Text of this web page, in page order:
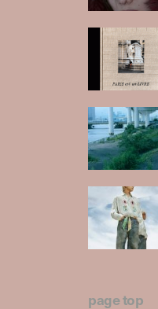
page top